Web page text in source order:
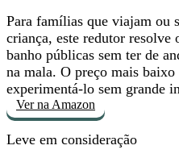
Para famílias que viajam ou
criança, este redutor resolve
banho públicas sem ter de
na mala. O preço mais
experimentá-lo sem grande
Ver na Amazon
Leve em consideração